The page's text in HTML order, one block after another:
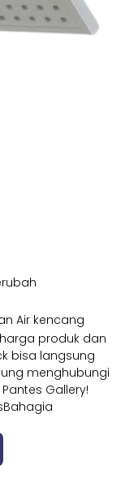
Air kencang
produk dan
bisa langsung
menghubungi
Gallery!